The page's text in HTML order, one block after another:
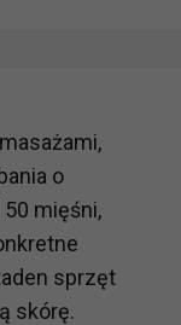
o
mięśni,
sprzęt
skórę.